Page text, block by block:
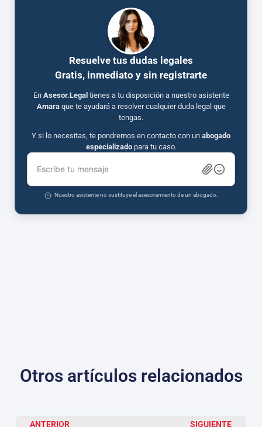
Resuelve tus dudas legales
Gratis, inmediato y sin registrarte
En Asesor.Legal tienes a tu disposición a nuestro asistente
Amaraque te ayudará a resolver cualquier duda legal que
tengas.
Y si lo necesitas, te pondremos en contacto con un abogado
especializadopara tu caso.
Escribe tu mensaje
Nuestro asistente no sustituye el asesoramiento de un abogado.
Otros artículos relacionados
ANTERIOR SIGUIENTE